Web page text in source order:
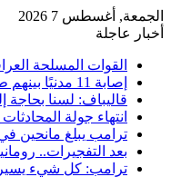
الجمعة, أغسطس 7 2026
أخبار عاجلة
القوات المسلحة
إصابة 11 مدنيًا بينهم طفل وامرأة في اعتداء حوثي على نجران
قاليباف: لسنا بحاجة
انتهاء جولة
ترامب يبلغ مانحين في
بعد التفجيرات.. رومانيا تغرق 4 صنادل محملة
ترامب: كل شيء يسير